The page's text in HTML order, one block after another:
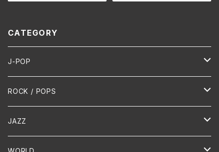
CATEGORY
J-POP
HR/HM
演歌 / 歌謡曲
PUNK/HARDCORE
ROCK / POPS
Oldies
HR/HM
JAZZ
Vocal